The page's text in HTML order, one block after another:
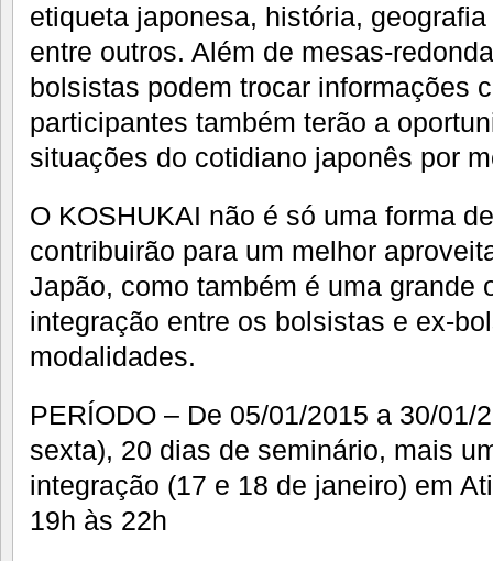
etiqueta japonesa, história,
entre outros. Além de mesas-
bolsistas podem trocar informações
participantes também terão a
situações do cotidiano japonês por
O KOSHUKAI não é só uma forma
contribuirão para um melhor
Japão, como também é uma grande
integração entre os bolsistas e ex-
modalidades.
PERÍODO – De 05/01/2015 a 30/01/
sexta), 20 dias de seminário, mais
integração (17 e 18 de janeiro) em
19h às 22h